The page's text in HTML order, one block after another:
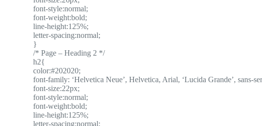
font-style:normal;
font-weight:bold;
line-height:125%;
letter-spacing:normal;
}
/* Page – Heading 2 */
h2{
color:#202020;
font-family: ‘Helvetica Neue’, Helvetica, Arial, ‘Lucida Grande’, sans-
font-size:22px;
font-style:normal;
font-weight:bold;
line-height:125%;
letter-spacing:normal;